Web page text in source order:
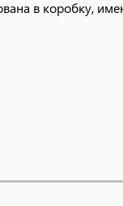
в коробку,